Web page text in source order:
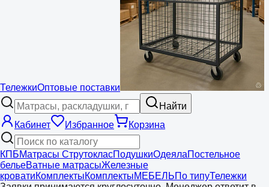
ТележкиОптовые поставки
Найти
Кабинет
Избранное Корзина
КПБМатрасы СтрутокласПодушкиОдеялаПостельное
бельеВатные матрасыЖелезные
кроватиКомплектыКомплектыМЕБЕЛЬПо типуТележки